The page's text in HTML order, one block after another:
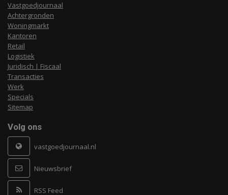
Vastgoedjournaal
Achtergronden
Woningmarkt
Kantoren
Retail
Logistiek
Juridisch | Fiscaal
Transacties
Werk
Specials
Sitemap
Volg ons
vastgoedjournaal.nl
Nieuwsbrief
RSS Feed